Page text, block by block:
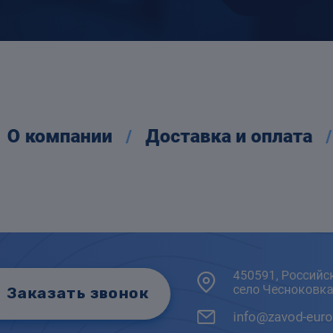
О компании Доставка и оплата
Заказать звонок
450591,
село
info@zavod-